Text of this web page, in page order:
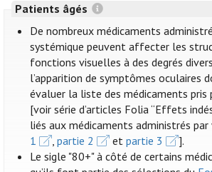
Patients âgés
De nombreux médicaments
systémique peuvent affecter les
fonctions visuelles à des degrés
l’apparition de symptômes oculaires
évaluer la liste des médicaments pris
[voir série d’articles Folia “Effets
liés aux médicaments administrés
1
,partie 2 etpartie 3
].
Le sigle "80+" à côté de certains